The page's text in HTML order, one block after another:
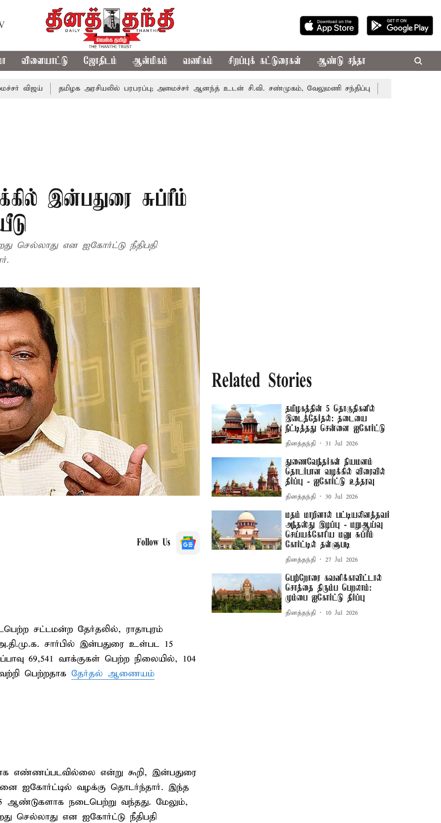
விளையாட்டு ஜோதிடம் ஆன்மிகம் வணிகம் சிறப்புக் கட்டுரைகள் ஆண்டு சந்தா
தமிழக அரசியலில் பரபரப்பு; அமைச்சர் ஆனந்த் உடன் சி.வி. சண்முகம், வேலுமணி சந்திப்பு மண் வளம் பாதுகாக்க
இன்பதுரை சுப்ரீம்
செல்லாது என ஐகோர்ட்டு நீதிபதி
Follow Us
சட்டமன்ற தேர்தலில், ராதாபுரம்
சார்பில் இன்பதுரை உள்பட 15
69,541 வாக்குகள் பெற்ற நிலையில், 104
பெற்றதாக தேர்தல் ஆணையம்
எண்ணப்படவில்லை என்று கூறி, இன்பதுரை
ஐகோர்ட்டில் வழக்கு தொடர்ந்தார். இந்த
ஆண்டுகளாக நடைபெற்று வந்தது. மேலும்,
செல்லாது என ஐகோர்ட்டு நீதிபதி
Related Stories
தமிழகத்தின் 5 தொகுதிகளில்
இடைத்தேர்தல்: தடையை
நீட்டித்தது சென்னை ஐகோர்ட்டு
தினத்தந்தி 31 Jul 2026
துணைவேந்தர்கள் நியமனம்
தொடர்பான வழக்கில் விரைவில்
தீர்ப்பு - ஐகோர்ட்டு உத்தரவு
தினத்தந்தி 30 Jul 2026
மதம் மாறினால் பட்டியலினத்தவர்
அந்தஸ்து இழப்பு - மறுஆய்வு
செய்யக்கோரிய மனு சுப்ரீம்
கோர்ட்டில் தள்ளுபடி
தினத்தந்தி 27 Jul 2026
பெற்றோரை கவனிக்காவிட்டால்
சொத்தை திரும்ப பெறலாம்:
மும்பை ஐகோர்ட்டு தீர்ப்பு
தினத்தந்தி 10 Jul 2026